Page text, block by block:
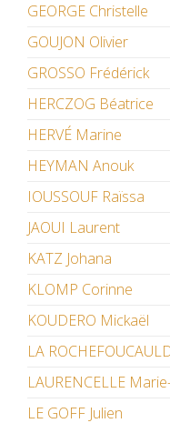
GEORGE Christelle
GOUJON Olivier
GROSSO Frédérick
HERCZOG Béatrice
HERVÉ Marine
HEYMAN Anouk
IOUSSOUF Raïssa
JAOUI Laurent
KATZ Johana
KLOMP Corinne
KOUDERO Mickaël
LA
LAURENCELLE
LE GOFF Julien